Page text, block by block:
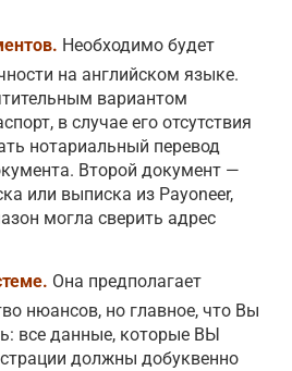
Необходимо будет
на английском языке.
вариантом
в случае его отсутствия
нотариальный перевод
Второй документ —
или выписка из Payoneer,
могла сверить адрес
Она предполагает
нюансов, но главное, что Вы
все данные, которые ВЫ
должны добуквенно